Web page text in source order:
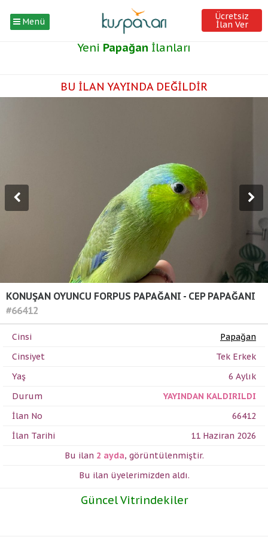
Menü Ücretsiz
İlan Ver
Yeni Papağan İlanları
BU İLAN YAYINDA DEĞİLDİR
KONUŞAN OYUNCU FORPUS PAPAĞANI - CEP PAPAĞANI
#66412
Cinsi
Papağan
Cinsiyet
Tek Erkek
Yaş
6 Aylık
Durum
YAYINDAN KALDIRILDI
İlan No
66412
İlan Tarihi
11 Haziran 2026
Bu ilan 2 ayda, görüntülenmiştir.
Bu ilan üyelerimizden aldı.
Güncel Vitrindekiler